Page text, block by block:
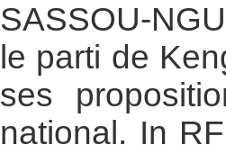
SASSOU-
le parti de
ses
national. In